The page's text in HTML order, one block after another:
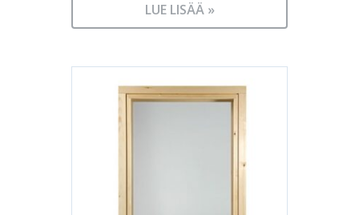
LUE LISÄÄ »